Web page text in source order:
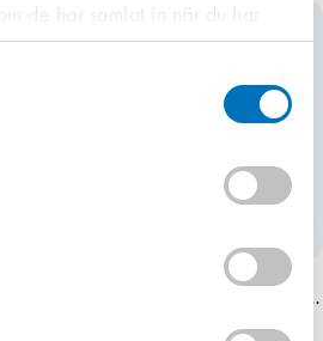
de har samlat in när du har
Innanfönsterskruv m. bricka 5064
2026-07-31
Hitta hit
Hitta hit